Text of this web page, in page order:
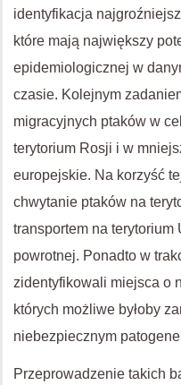
identyfikacja
które mają największy
epidemiologicznej w
czasie. Kolejnym
migracyjnych ptaków w
terytorium Rosji i w
europejskie. Na korzyść
chwytanie ptaków na
transportem na
powrotnej. Ponadto w
zidentyfikowali miejsca o
których możliwe byłoby
niebezpiecznym
Przeprowadzenie takich